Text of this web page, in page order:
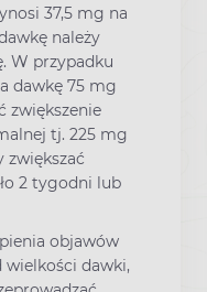
37,5 mg na
należy
W przypadku
dawkę 75 mg
zwiększenie
tj. 225 mg
zwiększać
2 tygodni lub
objawów
wielkości dawki,